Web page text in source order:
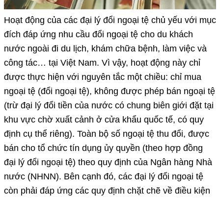
Hoạt động của các đại lý đổi ngoại tệ chủ yếu với mục
đích đáp ứng nhu cầu đổi ngoại tệ cho du khách
nước ngoài đi du lịch, khám chữa bệnh, làm việc và
công tác… tại Việt Nam. Vì vậy, hoạt động này chỉ
được thực hiện với nguyên tắc một chiều: chỉ mua
ngoại tệ (đổi ngoại tệ), không được phép bán ngoại tệ
(trừ đại lý đổi tiền của nước có chung biên giới đặt tại
khu vực chờ xuất cảnh ở cửa khẩu quốc tế, có quy
định cụ thể riêng). Toàn bộ số ngoại tệ thu đổi, được
bán cho tổ chức tín dụng ủy quyền (theo hợp đồng
đại lý đổi ngoại tệ) theo quy định của Ngân hàng Nhà
nước (NHNN). Bên cạnh đó, các đại lý đổi ngoại tệ
còn phải đáp ứng các quy định chặt chẽ về điều kiện